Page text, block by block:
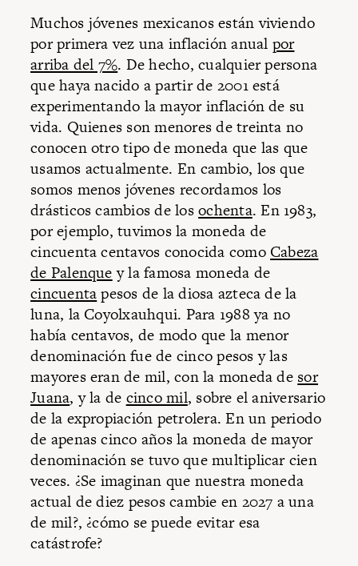
Muchos jóvenes mexicanos están viviendo
por primera vez una inflación anual por
arriba del 7%. De hecho, cualquier persona
que haya nacido a partir de 2001 está
experimentando la mayor inflación de su
vida. Quienes son menores de treinta no
conocen otro tipo de moneda que las que
usamos actualmente. En cambio, los que
somos menos jóvenes recordamos los
drásticos cambios de losochenta. En 1983,
por ejemplo, tuvimos la moneda de
cincuenta centavos conocida como Cabeza
de Palenquey la famosa moneda de
cincuentapesos de la diosa azteca de la
luna, la Coyolxauhqui. Para 1988 ya no
había centavos, de modo que la menor
denominación fue de cinco pesos y las
mayores eran de mil, con la moneda de sor
Juana, y la de cinco mil, sobre el aniversario
de la expropiación petrolera. En un periodo
de apenas cinco años la moneda de mayor
denominación se tuvo que multiplicar cien
veces. ¿Se imaginan que nuestra moneda
actual de diez pesos cambie en 2027 a una
de mil?, ¿cómo se puede evitar esa
catástrofe?